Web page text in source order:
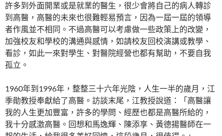
許多到外面開業或是就業的醫生，很少會將自己的病人轉診
到高醫，高醫的未來也很難輕易預言，因為一屆一屆的領導
者作風並不相同。不過高醫可以考慮做一些政策上的改變，
加強校友和學校的溝通與感情，如請校友回校演講或教學、
看診，如此一來對學生、對醫院經營也都有幫助，不要自我
孤立。
1960年到1996年，整整三十六年光陰，人生一半的歲月，江
季勛教授奉獻給了高醫。訪談末尾，江教授說道：「高醫讓
我的人生更加豐富，許多的學問、經歷也都是高醫所給的，
我十分感激高醫。回想和馬逸輝、陳添享、黃德揚醫師在一